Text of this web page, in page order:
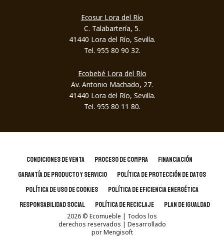
Ecosur Lora del Río
C. Talabartería, 5.
41440 Lora del Río, Sevilla.
Tel. 955 80 90 32.
Ecobebé Lora del Río
Av. Antonio Machado, 27.
41440 Lora del Río, Sevilla.
Tel. 955 80 11 80.
CONDICIONES DE VENTA PROCESO DE COMPRA
FINANCIACIÓN
GARANTÍA DE PRODUCTO Y SERVICIO
POLÍTICA DE PROTECCIÓN DE DATOS
POLÍTICA DE USO DE COOKIES
POLÍTICA DE EFICIENCIA ENERGÉTICA
RESPONSABILIDAD SOCIAL
POLÍTICA DE RECICLAJE
PLAN DE IGUALDAD
2026© Ecomueble | Todos los
derechos reservados | Desarrollado
porMengisoft